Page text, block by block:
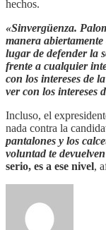
hechos.
«Sinvergüenza.
manera
lugar de defender la
frente a cualquier
con los intereses de
ver con los intereses
Incluso, el
nada contra la
pantalones y los
voluntad te
serio, es a ese nivel,